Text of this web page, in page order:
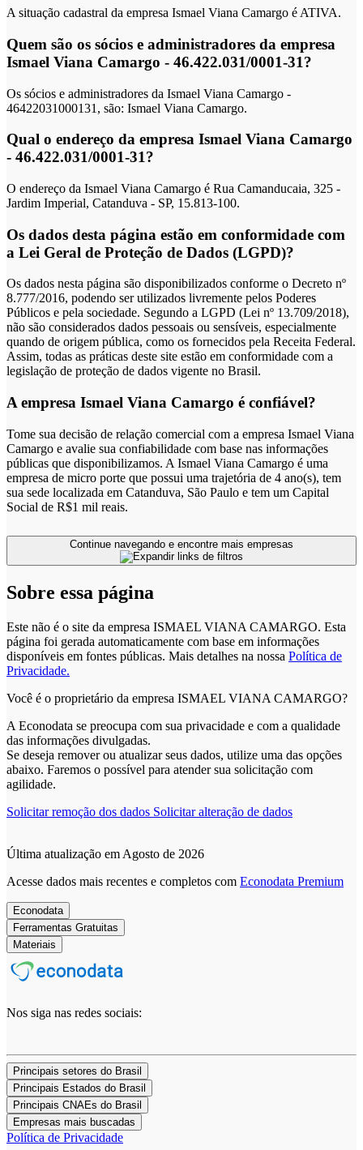
A situação cadastral da empresa Ismael Viana Camargo é ATIVA.
Quem são os sócios e administradores da empresa
Ismael Viana Camargo - 46.422.031/0001-31?
Os sócios e administradores da Ismael Viana Camargo -
46422031000131, são: Ismael Viana Camargo.
Qual o endereço da empresa Ismael Viana Camargo
- 46.422.031/0001-31?
O endereço da Ismael Viana Camargo é Rua Camanducaia, 325 -
Jardim Imperial, Catanduva - SP, 15.813-100.
Os dados desta página estão em conformidade com
a Lei Geral de Proteção de Dados (LGPD)?
Os dados nesta página são disponibilizados conforme o Decreto nº
8.777/2016, podendo ser utilizados livremente pelos Poderes
Públicos e pela sociedade. Segundo a LGPD (Lei nº 13.709/2018),
não são considerados dados pessoais ou sensíveis, especialmente
quando de origem pública, como os fornecidos pela Receita Federal.
Assim, todas as práticas deste site estão em conformidade com a
legislação de proteção de dados vigente no Brasil.
A empresa Ismael Viana Camargo é confiável?
Tome sua decisão de relação comercial com a empresa Ismael Viana
Camargo e avalie sua confiabilidade com base nas informações
públicas que disponibilizamos. A Ismael Viana Camargo é uma
empresa de micro porte que possui uma trajetória de 4 ano(s), tem
sua sede localizada em Catanduva, São Paulo e tem um Capital
Social de R$1 mil reais.
Sobre essa página
Este não é o site da empresa ISMAEL VIANA CAMARGO. Esta
página foi gerada automaticamente com base em informações
disponíveis em fontes públicas. Mais detalhes na nossa Política de
Privacidade.
Você é o proprietário da empresa ISMAEL VIANA CAMARGO?
A Econodata se preocupa com sua privacidade e com a qualidade
das informações divulgadas.
Se deseja remover ou atualizar seus dados, utilize uma das opções
abaixo. Faremos o possível para atender sua solicitação com
agilidade.
Solicitar remoção dos dados Solicitar alteração de dados
Última atualização em Agosto de 2026
Acesse dados mais recentes e completos com Econodata Premium
Econodata
Ferramentas Gratuitas
Materiais
Nos siga nas redes sociais:
Principais setores do Brasil
Principais Estados do Brasil
Principais CNAEs do Brasil
Empresas mais buscadas
Política de Privacidade